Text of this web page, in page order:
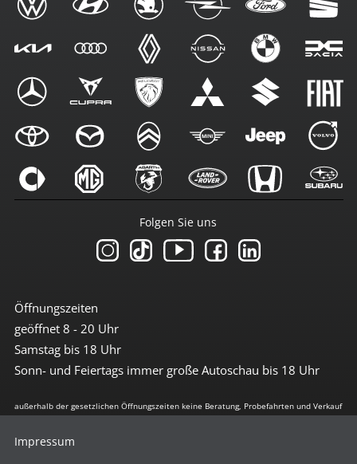
Öffnungszeiten
geöffnet 8 - 20 Uhr
Samstag bis 18 Uhr
Sonn- und Feiertags immer große Autoschau bis 18 Uhr
Folgen Sie uns
außerhalb der gesetzlichen Öffnungszeiten keine Beratung, Probefahrten und Verkauf
Impressum